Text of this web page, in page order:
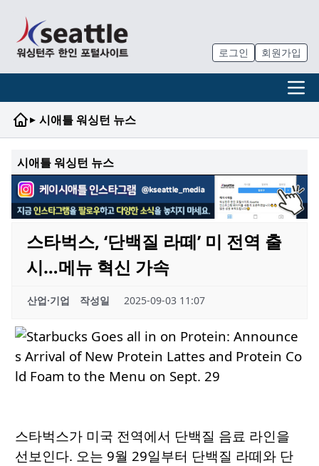
로그인 회원가입
▸ 시애틀 워싱턴 뉴스
시애틀 워싱턴 뉴스
스타벅스, ‘단백질 라떼’ 미 전역 출
시…메뉴 혁신 가속
산업·기업 작성일 2025-09-03 11:07
스타벅스가 미국 전역에서 단백질 음료 라인을
선보인다. 오는 9월 29일부터 단백질 라떼와 단